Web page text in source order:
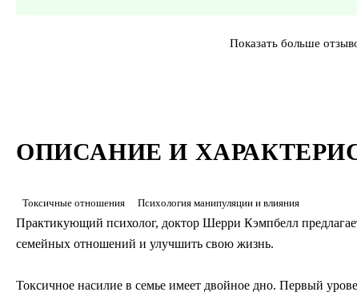
ОПИСАНИЕ И
Токсичные отношения Психология манипуляции и влияния
Практикующий психолог, доктор Шерри Кэмпбелл
семейных отношений и улучшить свою жизнь.
Токсичное насилие в семье имеет двойное дно. Первый
Показать больше